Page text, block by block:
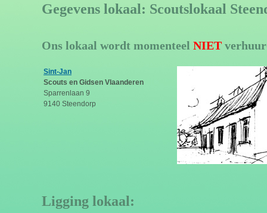
Gegevens lokaal: Scoutslokaal
Ons lokaal wordt momenteel NIET
Sint-Jan
Scouts en Gidsen Vlaanderen
Sparrenlaan 9
9140 Steendorp
Ligging lokaal: